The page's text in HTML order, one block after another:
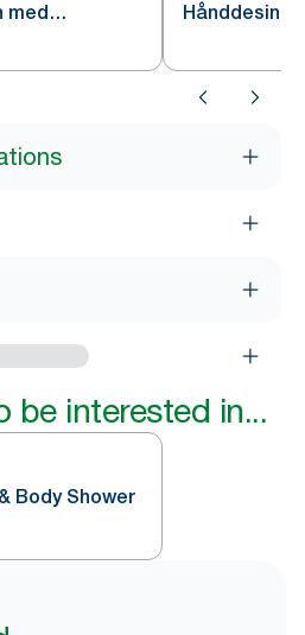
med
be interested in...
Body Shower